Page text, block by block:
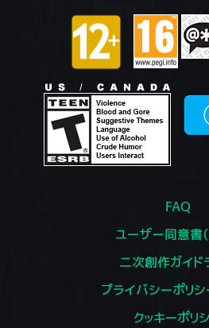
FAQ
ユーザー同意書
二次創作ガイド
プライバシーポリシ
クッキーポリ